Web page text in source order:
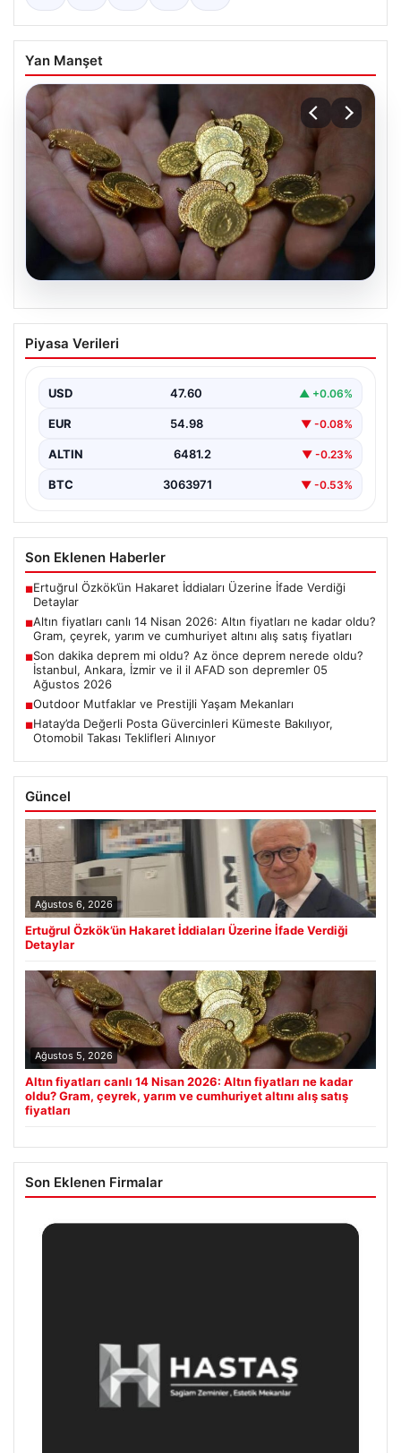
Yan Manşet
05.08.2026
Altın fiyatları canlı 14 Nisan 2026: Altın
fiyatları ne kadar oldu? Gram, çeyrek,
fiyatları
Piyasa Verileri
USD 47.60 ▲ +0.06%
EUR 54.98 ▼ -0.08%
ALTIN 6481.2 ▼ -0.23%
BTC 3063971 ▼ -0.53%
Son Eklenen Haberler
■Ertuğrul Özkök’ün Hakaret İddiaları Üzerine İfade Verdiği
Detaylar
■Altın fiyatları canlı 14 Nisan 2026: Altın fiyatları ne kadar oldu?
Gram, çeyrek, yarım ve cumhuriyet altını alış satış fiyatları
■Son dakika deprem mi oldu? Az önce deprem nerede oldu?
İstanbul, Ankara, İzmir ve il il AFAD son depremler 05
Ağustos 2026
■Outdoor Mutfaklar ve Prestijli Yaşam Mekanları
■Hatay’da Değerli Posta Güvercinleri Kümeste Bakılıyor,
Otomobil Takası Teklifleri Alınıyor
Güncel
Ağustos 6, 2026
Ertuğrul Özkök’ün Hakaret İddiaları Üzerine İfade Verdiği
Detaylar
Ağustos 5, 2026
Altın fiyatları canlı 14 Nisan 2026: Altın fiyatları ne kadar
oldu? Gram, çeyrek, yarım ve cumhuriyet altını alış satış
fiyatları
Son Eklenen Firmalar